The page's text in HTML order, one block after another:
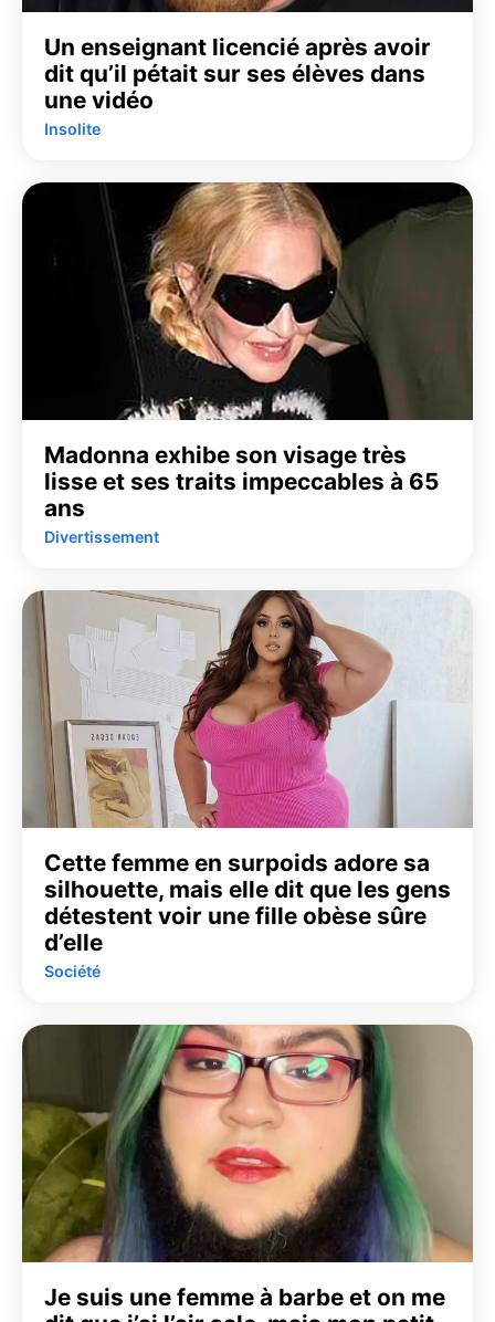
Un enseignant licencié après avoir
dit qu’il pétait sur ses élèves dans
une vidéo
Insolite
Madonna exhibe son visage très
lisse et ses traits impeccables à 65
ans
Divertissement
Cette femme en surpoids adore sa
silhouette, mais elle dit que les gens
détestent voir une fille obèse sûre
d’elle
Société
Je suis une femme à barbe et on me